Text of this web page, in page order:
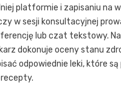
platformie i zapisaniu na
w sesji konsultacyjnej
lub czat tekstowy.
dokonuje oceny stanu
odpowiednie leki, które